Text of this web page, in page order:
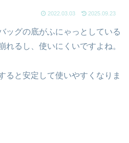
2022.03.03 2025.09.23
ッグの底がふにゃっとしている
れるし、使いにくいですよね。
ると安定して使いやすくなりま